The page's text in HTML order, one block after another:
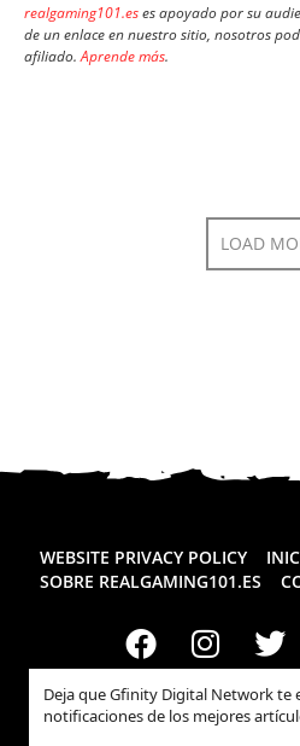
Deja que Gfinity Digital Network te
notificaciones de los mejores
realgaming101.eses apoyado por su
de un enlace en nuestro sitio, nosotros
afiliado.Aprende más.
LOAD
WEBSITE PRIVACY POLICY
SOBRE REALGAMING101.ES
Todos los derechos